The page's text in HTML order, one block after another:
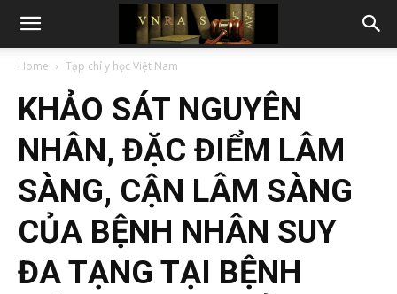
Home Tạp chí y học Việt Nam
KHẢO SÁT NGUYÊN
NHÂN, ĐẶC ĐIỂM LÂM
SÀNG, CẬN LÂM SÀNG
CỦA BỆNH NHÂN SUY
ĐA TẠNG TẠI BỆNH